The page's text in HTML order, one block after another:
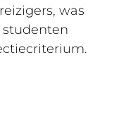
was